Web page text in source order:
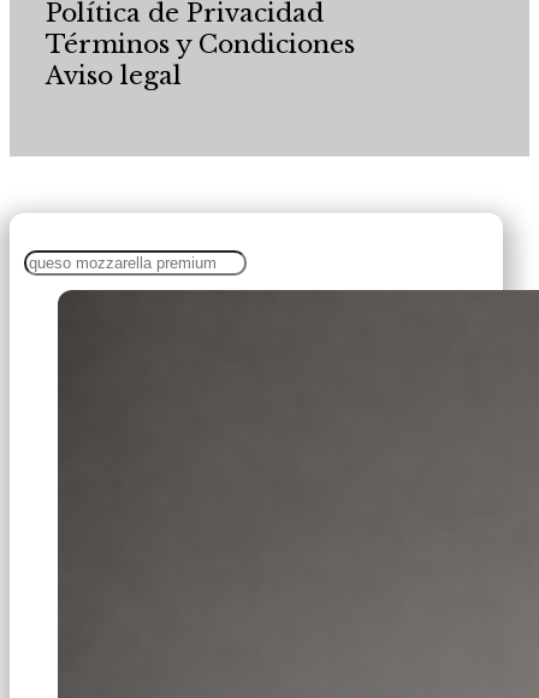
Política de Privacidad
Términos y Condiciones
Aviso legal